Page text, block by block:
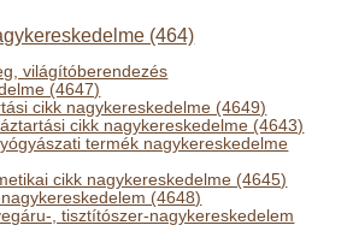
(464)
világítóberendezés
(4647)
cikk nagykereskedelme (4649)
cikk nagykereskedelme (4643)
termék nagykereskedelme
cikk nagykereskedelme (4645)
(4648)
, tisztítószer-nagykereskedelem